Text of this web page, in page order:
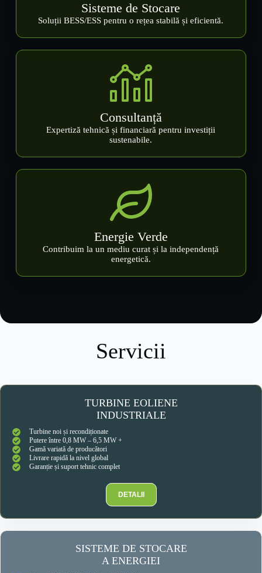
Sisteme de Stocare
Soluții BESS/ESS pentru o rețea stabilă și eficientă.
Consultanță
Expertiză tehnică și financiară pentru investiții
sustenabile.
Energie Verde
Contribuim la un mediu curat și la independență
energetică.
Servicii
TURBINE EOLIENE
INDUSTRIALE
Turbine noi și recondiționate
Putere între 0,8 MW – 6,5 MW +
Gamă variată de producători
Livrare rapidă la nivel global
Garanție și suport tehnic complet
DETALII
SISTEME DE STOCARE
A ENERGIEI